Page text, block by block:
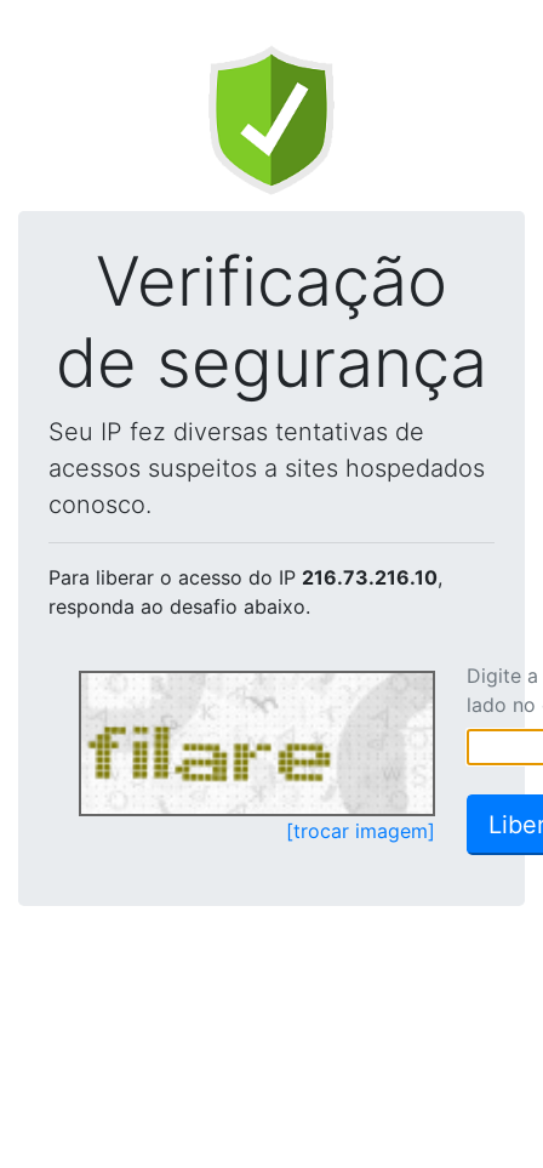
Verificação
de segurança
Seu IP fez diversas tentativas de
acessos suspeitos a sites hospedados
conosco.
Para liberar o acesso do IP 216.73.216.10,
responda ao desafio abaixo.
[trocar imagem]
Digite
lado no